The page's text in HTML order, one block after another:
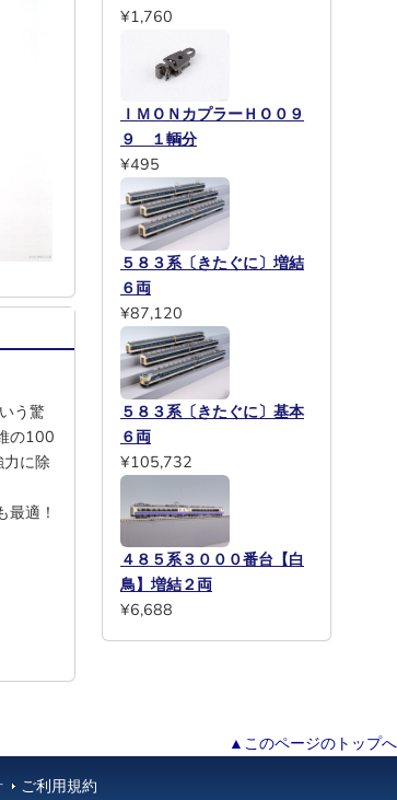
う驚
の100
に除
適！
¥1,760
ＩＭＯＮカプラーＨＯ０９
９ １輌分
¥495
５８３系〔きたぐに〕増結
６両
¥87,120
５８３系〔きたぐに〕基本
６両
¥105,732
４８５系３０００番台【白
鳥】増結２両
¥6,688
▲このページのトップへ
ご利用規約